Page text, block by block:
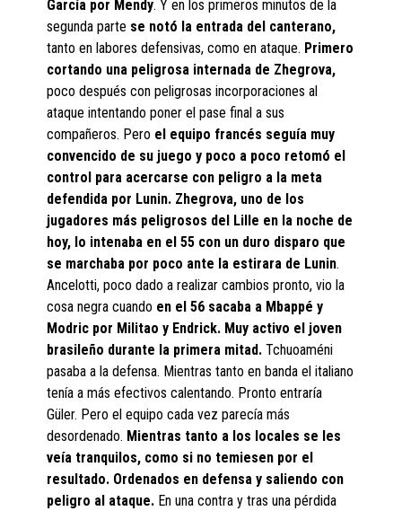
García por Mendy. Y en los primeros minutos de la
segunda parte se notó la entrada del canterano,
tanto en labores defensivas, como en ataque. Primero
cortando una peligrosa internada de Zhegrova,
poco después con peligrosas incorporaciones al
ataque intentando poner el pase final a sus
compañeros. Pero el equipo francés seguía muy
convencido de su juego y poco a poco retomó el
control para acercarse con peligro a la meta
defendida por Lunin. Zhegrova, uno de los
jugadores más peligrosos del Lille en la noche de
hoy, lo intenaba en el 55 con un duro disparo que
se marchaba por poco ante la estirara de Lunin.
Ancelotti, poco dado a realizar cambios pronto, vio la
cosa negra cuando en el 56 sacaba a Mbappé y
Modric por Militao y Endrick. Muy activo el joven
brasileño durante la primera mitad. Tchuoaméni
pasaba a la defensa. Mientras tanto en banda el italiano
tenía a más efectivos calentando. Pronto entraría
Güler. Pero el equipo cada vez parecía más
desordenado. Mientras tanto a los locales se les
veía tranquilos, como si no temiesen por el
resultado. Ordenados en defensa y saliendo con
peligro al ataque. En una contra y tras una pérdida